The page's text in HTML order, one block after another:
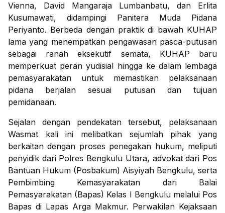
Vienna, David Mangaraja Lumbanbatu, dan Erlita
Kusumawati, didampingi Panitera Muda Pidana
Periyanto. Berbeda dengan praktik di bawah KUHAP
lama yang menempatkan pengawasan pasca-putusan
sebagai ranah eksekutif semata, KUHAP baru
memperkuat peran yudisial hingga ke dalam lembaga
pemasyarakatan untuk memastikan pelaksanaan
pidana berjalan sesuai putusan dan tujuan
pemidanaan.
Sejalan dengan pendekatan tersebut, pelaksanaan
Wasmat kali ini melibatkan sejumlah pihak yang
berkaitan dengan proses penegakan hukum, meliputi
penyidik dari Polres Bengkulu Utara, advokat dari Pos
Bantuan Hukum (Posbakum) Aisyiyah Bengkulu, serta
Pembimbing Kemasyarakatan dari Balai
Pemasyarakatan (Bapas) Kelas I Bengkulu melalui Pos
Bapas di Lapas Arga Makmur. Perwakilan Kejaksaan